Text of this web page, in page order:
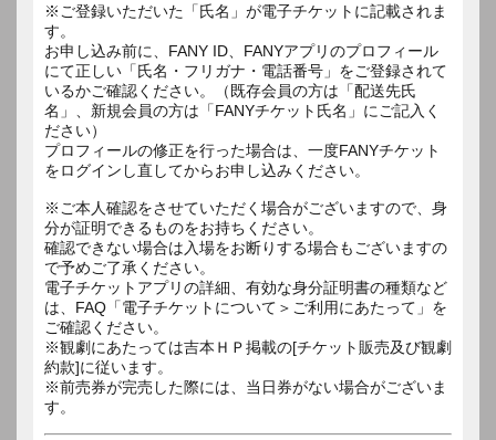
※ご登録いただいた「氏名」が電子チケットに記載されま
す。
お申し込み前に、FANY ID、FANYアプリのプロフィール
にて正しい「氏名・フリガナ・電話番号」をご登録されて
いるかご確認ください。（既存会員の方は「配送先氏
名」、新規会員の方は「FANYチケット氏名」にご記入く
ださい）
プロフィールの修正を行った場合は、一度FANYチケット
をログインし直してからお申し込みください。
※ご本人確認をさせていただく場合がございますので、身
分が証明できるものをお持ちください。
確認できない場合は入場をお断りする場合もございますの
で予めご了承ください。
電子チケットアプリの詳細、有効な身分証明書の種類など
は、FAQ「電子チケットについて＞ご利用にあたって」を
ご確認ください。
※観劇にあたっては吉本ＨＰ掲載の[チケット販売及び観劇
約款]に従います。
※前売券が完売した際には、当日券がない場合がございま
す。